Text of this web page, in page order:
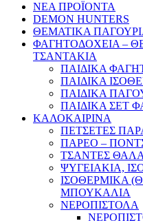
ΝΕΑ ΠΡΟΪΟΝΤΑ
DEMON HUNTERS
ΘΕΜΑΤΙΚΑ
ΦΑΓΗΤΟΔΟΧΕΙΑ –
ΤΣΑΝΤΑΚΙΑ
ΠΑΙΔΙΚΑ
ΠΑΙΔΙΚΑ
ΠΑΙΔΙΚΑ
ΠΑΙΔΙΚΑ ΣΕΤ
ΚΑΛΟΚΑΙΡΙΝΑ
ΠΕΤΣΕΤΕΣ
ΠΑΡΕΟ –
ΤΣΑΝΤΕΣ
ΨΥΓΕΙΑΚΙΑ,
ΙΣΟΘΕΡΜΙΚΑ
ΜΠΟΥΚΑΛΙΑ
ΝΕΡΟΠΙΣΤΟΛΑ